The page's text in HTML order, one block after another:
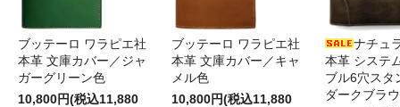
ブッテーロ ワラピエ社
本革 文庫カバー／ジャ
ガーグリーン色
10,800円(税込11,880
ブッテーロ ワラピエ社
本革 文庫カバー／キャ
メル色
10,800円(税込11,880
ナチュ
本革 システ
ブル6穴スタ
ダークブラ